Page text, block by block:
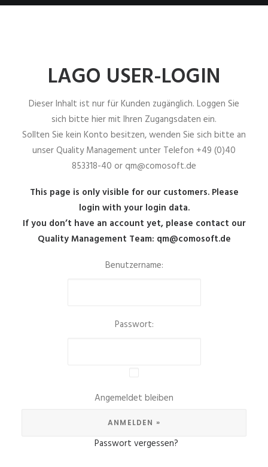
LAGO USER-LOGIN
Dieser Inhalt ist nur für Kunden zugänglich. Loggen Sie
sich bitte hier mit Ihren Zugangsdaten ein.
Sollten Sie kein Konto besitzen, wenden Sie sich bitte an
unser Quality Management unter Telefon +49 (0)40
853318-40 or qm@comosoft.de
This page is only visible for our customers. Please
login with your login data.
If you don’t have an account yet, please contact our
Quality Management Team: qm@comosoft.de
Benutzername:
Passwort:
Angemeldet bleiben
Passwort vergessen?